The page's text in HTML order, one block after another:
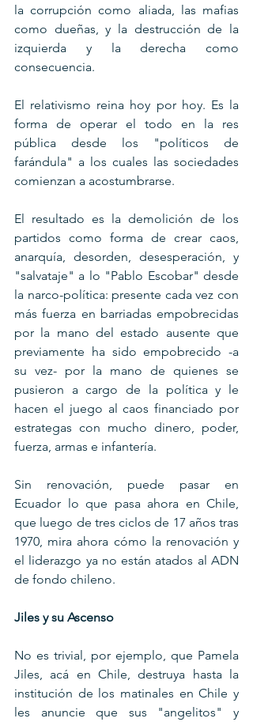
la corrupción como aliada, las mafias
como dueñas, y la destrucción de la
izquierda y la derecha como
consecuencia.
El relativismo reina hoy por hoy. Es la
forma de operar el todo en la res
pública desde los "políticos de
farándula" a los cuales las sociedades
comienzan a acostumbrarse.
El resultado es la demolición de los
partidos como forma de crear caos,
anarquía, desorden, desesperación, y
"salvataje" a lo "Pablo Escobar" desde
la narco-política: presente cada vez con
más fuerza en barriadas empobrecidas
por la mano del estado ausente que
previamente ha sido empobrecido -a
su vez- por la mano de quienes se
pusieron a cargo de la política y le
hacen el juego al caos financiado por
estrategas con mucho dinero, poder,
fuerza, armas e infantería.
Sin renovación, puede pasar en
Ecuador lo que pasa ahora en Chile,
que luego de tres ciclos de 17 años tras
1970, mira ahora cómo la renovación y
el liderazgo ya no están atados al ADN
de fondo chileno.
Jiles y su Ascenso
No es trivial, por ejemplo, que Pamela
Jiles, acá en Chile, destruya hasta la
institución de los matinales en Chile y
les anuncie que sus "angelitos" y